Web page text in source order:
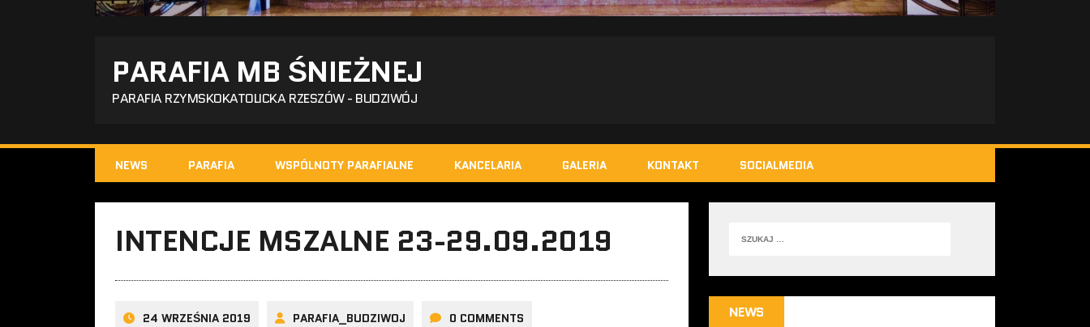
PARAFIA MB ŚNIEŻNEJ
PARAFIA RZYMSKOKATOLICKA RZESZÓW - BUDZIWÓJ
NEWS PARAFIA WSPÓLNOTY PARAFIALNE KANCELARIA GALERIA KONTAKT SOCIALMEDIA
INTENCJE MSZALNE 23-29.09.2019
24 WRZEŚNIA 2019 PARAFIA_BUDZIWOJ 0 COMMENTS NEWS